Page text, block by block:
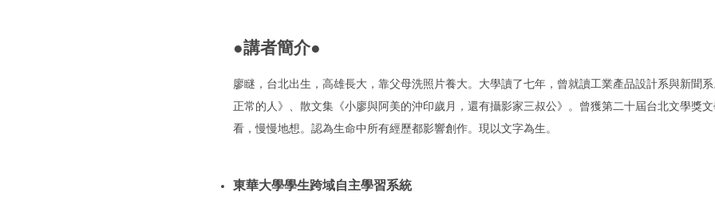
●講者簡介●
廖瞇，台北出生，高雄長大，靠父母洗照片養大。大學讀了七年，曾就讀工業產品設計系與新聞
正常的人》、散文集《小廖與阿美的沖印歲月，還有攝影家三叔公》。曾獲第二十屆台北文學獎
看，慢慢地想。認為生命中所有經歷都影響創作。現以文字為生。
東華大學學生跨域自主學習系統